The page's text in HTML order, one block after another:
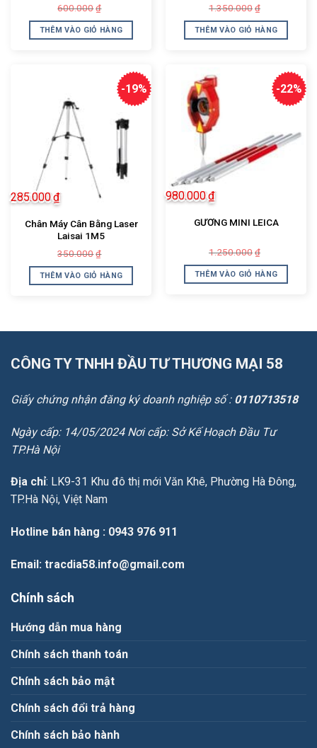
600.000 ₫
là:
600.000₫.
tại
là:
THÊM VÀO GIỎ HÀNG
1.350.000 ₫
là:
1.350.000₫.
tại
là:
THÊM VÀO GIỎ HÀNG
-19%
Chân Máy Cân Bằng Laser
Laisai 1M5
350.000 ₫
là:
350.000₫.
285.000₫
tại
là:
THÊM VÀO GIỎ HÀNG
-22%
GƯƠNG MINI LEICA
1.250.000 ₫
là:
1.250.000₫.
980.000₫
tại
là:
THÊM VÀO GIỎ HÀNG
CÔNG TY TNHH ĐẦU TƯ THƯƠNG MẠI 58
Giấy chứng nhận đăng ký doanh nghiệp số : 0110713518
Ngày cấp: 14/05/2024 Nơi cấp: Sở Kế Hoạch Đầu Tư
TP.Hà Nội
Địa chỉ: LK9-31 Khu đô thị mới Văn Khê, Phường Hà Đông,
TP.Hà Nội, Việt Nam
Hotline bán hàng : 0943 976 911
Email: tracdia58.info@gmail.com
Chính sách
Hướng dẫn mua hàng
Chính sách thanh toán
Chính sách bảo mật
Chính sách đổi trả hàng
Chính sách bảo hành